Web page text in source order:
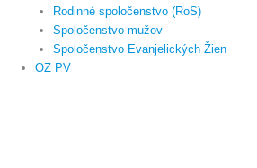
Rodinné spoločenstvo (RoS)
Spoločenstvo mužov
Spoločenstvo Evanjelických Žien
OZ PV